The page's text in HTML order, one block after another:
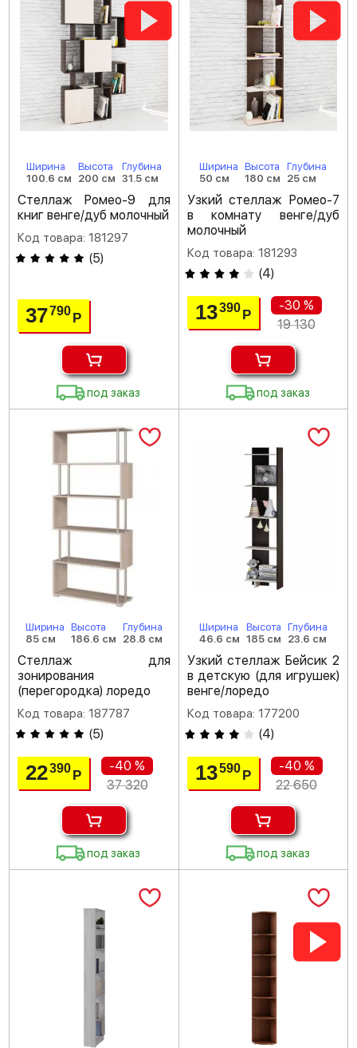
Ширина
100.6 см
Высота
200 см
Глубина
31.5 см
Стеллаж Ромео-9 для
книг венге/дуб молочный
Код товара: 181297
(5)
37790Р
под заказ
Ширина
50 см
Высота
180 см
Глубина
25 см
Узкий стеллаж Ромео-7
в комнату венге/дуб
молочный
Код товара: 181293
(4)
13390 Р
-30 %
19 130
под заказ
Ширина
85 см
Высота
186.6 см
Глубина
28.8 см
Стеллаж для
зонирования
(перегородка) лоредо
Код товара: 187787
(5)
22390Р
-40 %
37 320
под заказ
Ширина
46.6 см
Высота
185 см
Глубина
23.6 см
Узкий стеллаж Бейсик 2
в детскую (для игрушек)
венге/лоредо
Код товара: 177200
(4)
13590 Р
-40 %
22 650
под заказ